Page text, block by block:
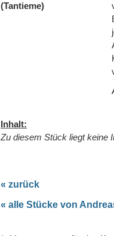
(Tantieme)
Inhalt:
Zu diesem Stück liegt keine
« zurück
« alle Stücke von